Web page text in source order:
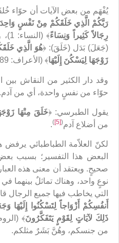
يُفْهَم من بعض الآيات أن حوّاء
رَبَّكُمْ الَّذِي خَلَقَكُمْ مِنْ نَفْسٍ
رِجَالاً كَثِيراً وَنِسَاءً
﴾
(جَعَلَ) بَدَل (خَلَقَ): ﴿هُوَ الَّذِي
زَوْجَهَا لِيَسْكُنَ إِلَيْهَا﴾ (الأعراف: 189).
وقد دار الكثير من النقاش
حوّاء من نفسٍ واحدة، أي من آدم.
يقول الطبرسي: ﴿خَلَقَ مِنْهَا
من أضلاع آدم(
[5]
)
.
لكنّ العلاّمة الطباطبائي يرفض
البعض هذا التفسير؛ بسبب
صحيحٍ. ويعتقد أن معنى هذه
نوعٍ واحد، وهناك تماثلٌ بينهما في
التي يخاطب فيها جميع الرجال
أَنفُسِكُمْ أَزْوَاجاً لِتَسْكُنُوا
ذَلِكَ لآيَاتٍ لِقَوْمٍ يَتَفَكَّرُونَ﴾ (الروم:
من جنسكم، وهُنَّ بَشَرٌ مثلكم.